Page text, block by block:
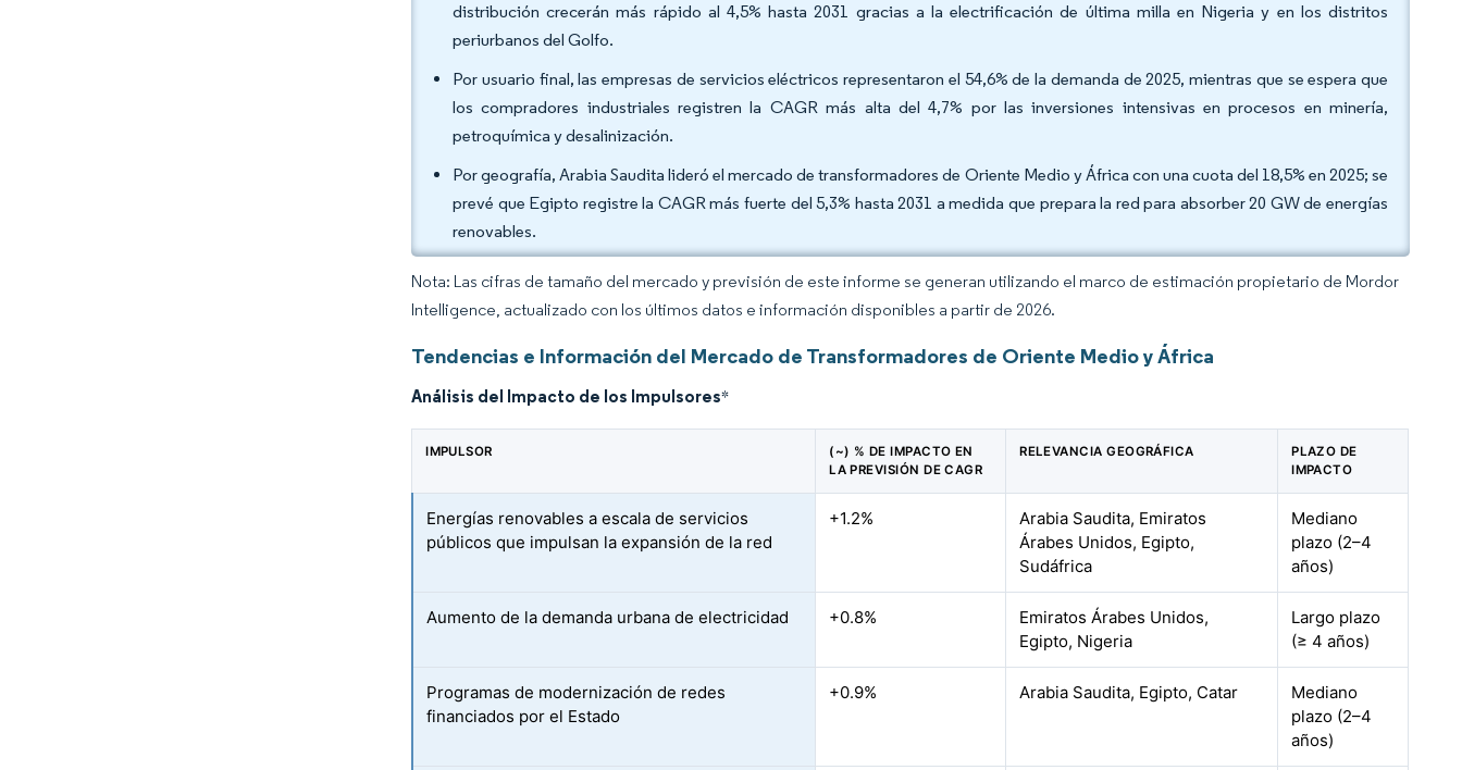
distribución crecerán más rápido al 4,5% hasta 2031 gracias a la electrificación de última milla en Nigeria y en los distritos
periurbanos del Golfo.
Por usuario final, las empresas de servicios eléctricos representaron el 54,6% de la demanda de 2025, mientras que se espera que
los compradores industriales registren la CAGR más alta del 4,7% por las inversiones intensivas en procesos en minería,
petroquímica y desalinización.
Por geografía, Arabia Saudita lideró el mercado de transformadores de Oriente Medio y África con una cuota del 18,5% en 2025; se
prevé que Egipto registre la CAGR más fuerte del 5,3% hasta 2031 a medida que prepara la red para absorber 20 GW de energías
renovables.
Nota: Las cifras de tamaño del mercado y previsión de este informe se generan utilizando el marco de estimación propietario de Mordor
Intelligence, actualizado con los últimos datos e información disponibles a partir de 2026.
Tendencias e Información del Mercado de Transformadores de Oriente Medio y África
Análisis del Impacto de los Impulsores*
IMPULSOR
(~) % DE IMPACTO EN
LA PREVISIÓN DE CAGR
RELEVANCIA GEOGRÁFICA
PLAZO DE
IMPACTO
Energías renovables a escala de servicios
públicos que impulsan la expansión de la red
+1.2%
Arabia Saudita, Emiratos
Árabes Unidos, Egipto,
Sudáfrica
Mediano
plazo (2–4
años)
Aumento de la demanda urbana de electricidad +0.8%
Emiratos Árabes Unidos,
Egipto, Nigeria
Largo plazo
(≥ 4 años)
Programas de modernización de redes
financiados por el Estado
+0.9% Arabia Saudita, Egipto, Catar
Mediano
plazo (2–4
años)